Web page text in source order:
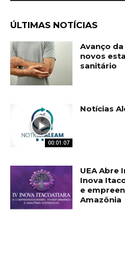
ÚLTIMAS NOTÍCIAS
Avanço
novos
sanitário
00:01:07
Notícias
UEA Abre
Inova
e
Amazônia